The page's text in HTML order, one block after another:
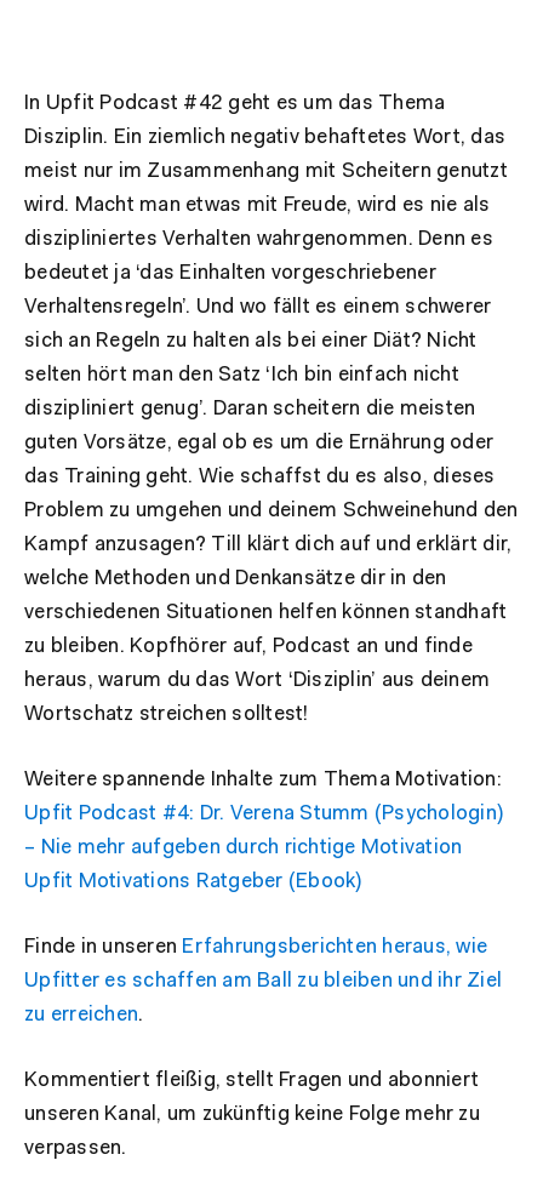
In Upfit Podcast #42 geht es um das Thema
Disziplin. Ein ziemlich negativ behaftetes Wort, das
meist nur im Zusammenhang mit Scheitern genutzt
wird. Macht man etwas mit Freude, wird es nie als
diszipliniertes Verhalten wahrgenommen. Denn es
bedeutet ja ‘das Einhalten vorgeschriebener
Verhaltensregeln’. Und wo fällt es einem schwerer
sich an Regeln zu halten als bei einer Diät? Nicht
selten hört man den Satz ‘Ich bin einfach nicht
diszipliniert genug’. Daran scheitern die meisten
guten Vorsätze, egal ob es um die Ernährung oder
das Training geht. Wie schaffst du es also, dieses
Problem zu umgehen und deinem Schweinehund den
Kampf anzusagen? Till klärt dich auf und erklärt dir,
welche Methoden und Denkansätze dir in den
verschiedenen Situationen helfen können standhaft
zu bleiben. Kopfhörer auf, Podcast an und finde
heraus, warum du das Wort ‘Disziplin’ aus deinem
Wortschatz streichen solltest!
Weitere spannende Inhalte zum Thema Motivation:
Upfit Podcast #4: Dr. Verena Stumm (Psychologin)
– Nie mehr aufgeben durch richtige Motivation
Upfit Motivations Ratgeber (Ebook)
Finde in unseren Erfahrungsberichten heraus, wie
Upfitter es schaffen am Ball zu bleiben und ihr Ziel
zu erreichen.
Kommentiert fleißig, stellt Fragen und abonniert
unseren Kanal, um zukünftig keine Folge mehr zu
verpassen.